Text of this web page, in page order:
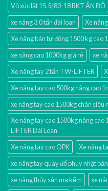
Vỏ xúc lật 15.5/80-18 BKT ẤN ĐỘ
xe nâng 3.0 tấn đài loan
Xe
Xe nâng bán tự động 1500 kg cao
xe nâng cao 1000kg giá rẻ
xe
Xe nâng tay 2 tấn TW-LIFTER
Xe nâng tay cao 500kg nâng cao
xe nâng tay cao 1500kg chân siêu
Xe nâng tay cao 1500kg nâng
LIFTER Đài Loan
Xe nâng tay cao OPK
Xe nâng
xe nâng tay quay đổ phuy nhật bản
xe nâng thủy sản mạ kẽm
xe